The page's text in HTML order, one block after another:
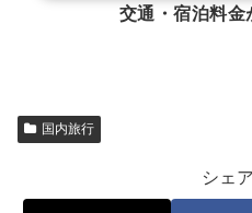
交通・宿泊料金
国内旅行
シェ